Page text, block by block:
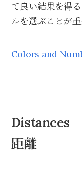
て良い結果を得
ルを選ぶことが重
Colors and
Distances
距離